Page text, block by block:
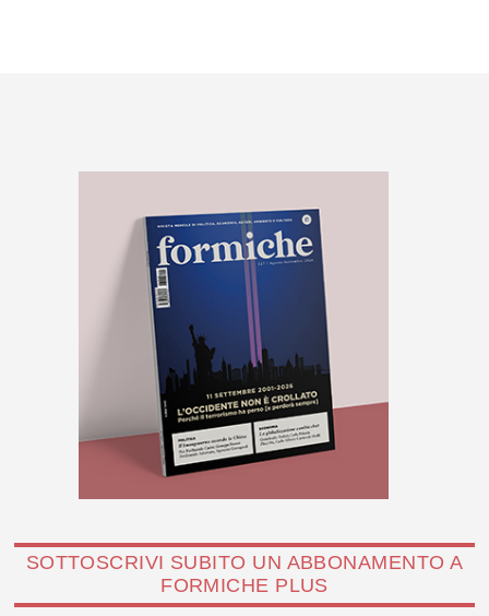
SOTTOSCRIVI SUBITO UN ABBONAMENTO A
FORMICHE PLUS